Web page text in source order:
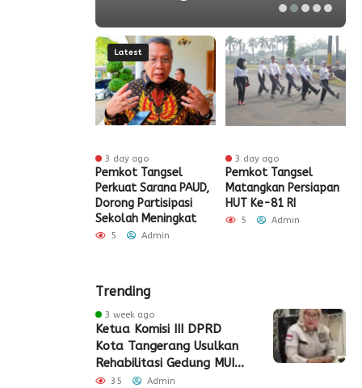
Latest
3 day ago
Pemkot Tangsel
Perkuat Sarana PAUD,
Dorong Partisipasi
Sekolah Meningkat
5 Admin
3 day ago
Pemkot Tangsel
Matangkan Persiapan
HUT Ke-81 RI
5 Admin
Trending
3 week ago
Ketua Komisi III DPRD
Kota Tangerang Usulkan
Rehabilitasi Gedung MUI
Periuk
35 Admin